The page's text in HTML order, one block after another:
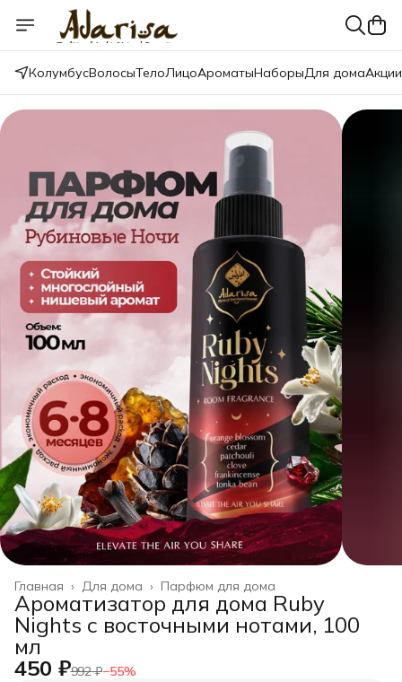
КолумбусВолосыТелоЛицоАроматыНаборыДля домаАкции
Парфюм для дома
Для дома ›
Главная ›
Ароматизатор для дома Ruby
Nights с восточными нотами, 100
мл
450 ₽992 ₽−55%